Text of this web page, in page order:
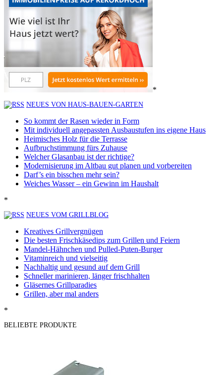
*
NEUES VON HAUS-BAUEN-GARTEN
So kommt der Rasen wieder in Form
Mit individuell angepassten Ausbaustufen ins eigene Haus
Heimisches Holz für die Terrasse
Aufbruchstimmung fürs Zuhause
Welcher Glasanbau ist der richtige?
Modernisierung im Altbau gut planen und vorbereiten
Darf’s ein bisschen mehr sein?
Weiches Wasser – ein Gewinn im Haushalt
*
NEUES VOM GRILLBLOG
Kreatives Grillvergnügen
Die besten Frischkäsedips zum Grillen und Feiern
Mandel-Hähnchen und Pulled-Puten-Burger
Vitaminreich und vielseitig
Nachhaltig und gesund auf dem Grill
Schneller marinieren, länger frischhalten
Gläsernes Grillparadies
Grillen, aber mal anders
*
BELIEBTE PRODUKTE